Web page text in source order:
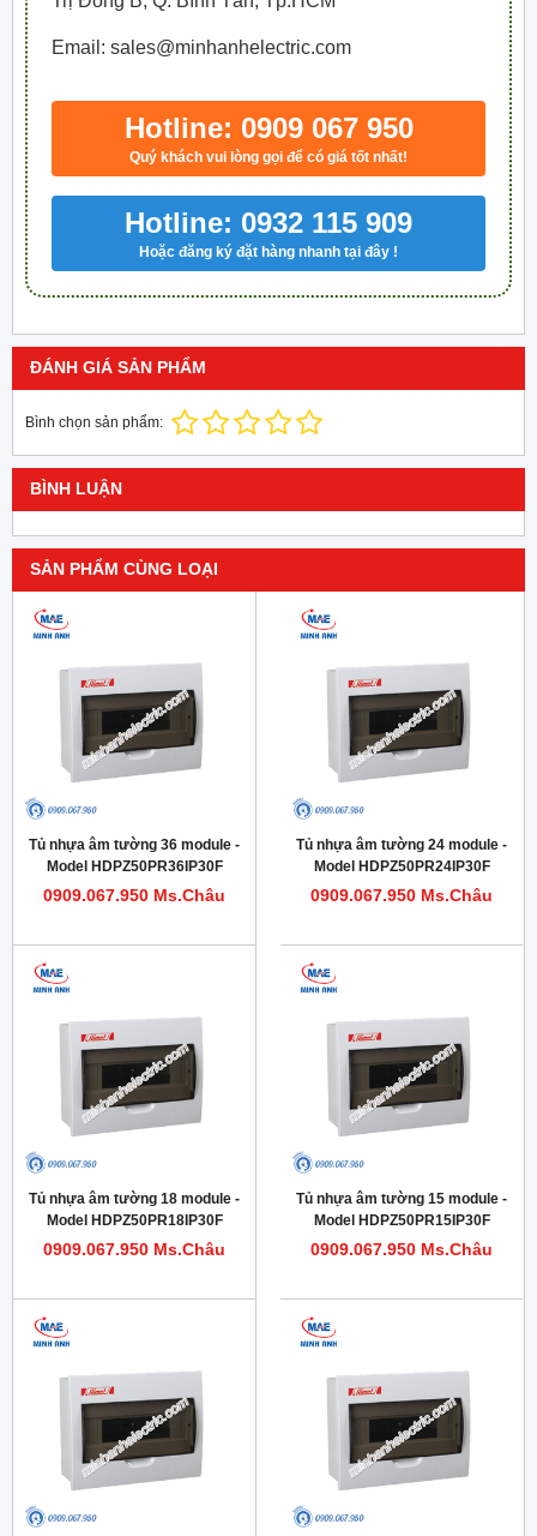
Email: sales@minhanhelectric.com
Hotline: 0909 067 950
Quý khách vui lòng gọi để có giá tốt nhất!
Hotline: 0932 115 909
Hoặc đăng ký đặt hàng nhanh tại đây !
ĐÁNH GIÁ SẢN PHẨM
Bình chọn sản phẩm:
BÌNH LUẬN
SẢN PHẨM CÙNG LOẠI
Tủ nhựa âm tường 36 module -
Model HDPZ50PR36IP30F
0909.067.950 Ms.Châu
Tủ nhựa âm tường 24 module -
Model HDPZ50PR24IP30F
0909.067.950 Ms.Châu
Tủ nhựa âm tường 18 module -
Model HDPZ50PR18IP30F
0909.067.950 Ms.Châu
Tủ nhựa âm tường 15 module -
Model HDPZ50PR15IP30F
0909.067.950 Ms.Châu